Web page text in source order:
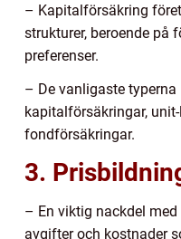
– Kapitalförsäkring
strukturer, beroende på
preferenser.
– De vanligaste
kapitalförsäkringar,
fondförsäkringar.
3.
– En viktig nackdel
avgifter och kostnader